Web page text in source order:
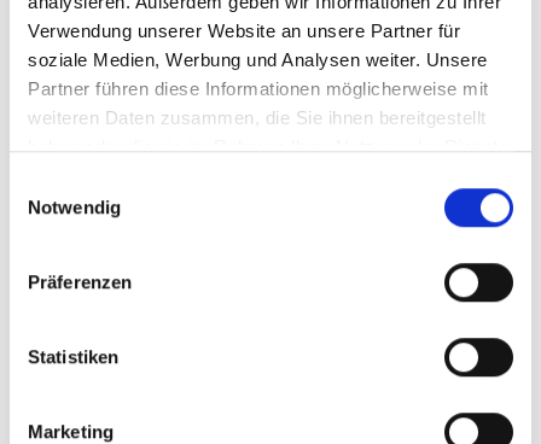
Verwendung unserer Website an unsere Partner für
soziale Medien, Werbung und Analysen weiter. Unsere
Partner führen diese Informationen möglicherweise mit
weiteren Daten zusammen, die Sie ihnen bereitgestellt
haben oder die sie im Rahmen Ihrer Nutzung der Dienste
Notwendig
Präferenzen
Statistiken
Marketing